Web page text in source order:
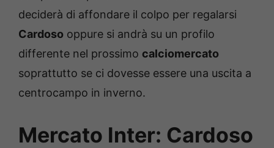
deciderà di affondare il colpo per regalarsi
Cardoso oppure si andrà su un profilo
differente nel prossimo calciomercato
soprattutto se ci dovesse essere una uscita a
centrocampo in inverno.
Mercato Inter: Cardoso